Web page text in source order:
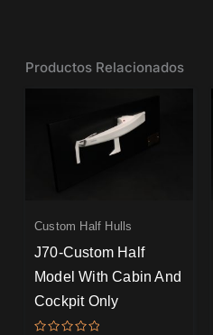
Productos Relacionados
Custom Half Hulls
J70-Custom Half
Model With Cabin And
Cockpit Only